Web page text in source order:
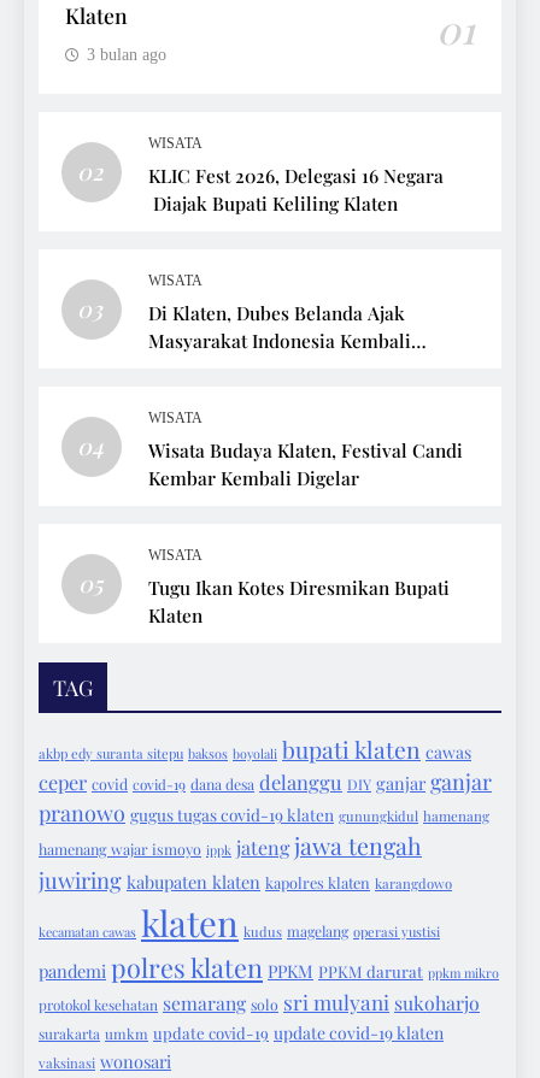
Klaten
01
3 bulan ago
02
WISATA
KLIC Fest 2026, Delegasi 16 Negara
Diajak Bupati Keliling Klaten
03
WISATA
Di Klaten, Dubes Belanda Ajak
Masyarakat Indonesia Kembali
04
WISATA
Wisata Budaya Klaten, Festival Candi
Kembar Kembali Digelar
05
WISATA
Tugu Ikan Kotes Diresmikan Bupati
Klaten
TAG
akbp edy suranta sitepu baksos boyolali bupati klaten cawas
ceper covid covid-19 dana desa delanggu DIY ganjar ganjar
pranowo gugus tugas covid-19 klaten gunungkidul hamenang
hamenang wajar ismoyo ippk jatengjawa tengah
juwiring kabupaten klaten kapolres klaten karangdowo
kecamatan cawas klaten kudus magelang operasi yustisi
pandemi polres klaten PPKM PPKM darurat ppkm mikro
protokol kesehatan semarang solo sri mulyani sukoharjo
surakarta umkm update covid-19 update covid-19 klaten
vaksinasi wonosari